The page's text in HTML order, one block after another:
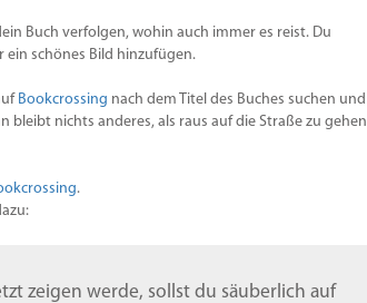
Buch verfolgen, wohin auch immer es reist. Du
schönes Bild hinzufügen.
Bookcrossing nach dem Titel des Buches suchen und
nichts anderes, als raus auf die Straße zu gehen
.
zeigen werde, sollst du säuberlich auf